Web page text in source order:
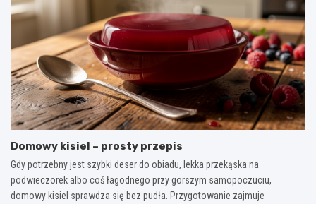
Domowy kisiel – prosty przepis
Gdy potrzebny jest szybki deser do obiadu, lekka przekąska na
podwieczorek albo coś łagodnego przy gorszym samopoczuciu,
domowy kisiel sprawdza się bez pudła. Przygotowanie zajmuje